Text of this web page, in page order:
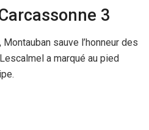
3
Montauban sauve l’honneur des
a marqué au pied